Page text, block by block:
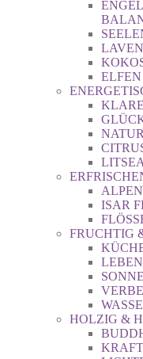
ISAR
FRUCHTIG
HOLZIG &